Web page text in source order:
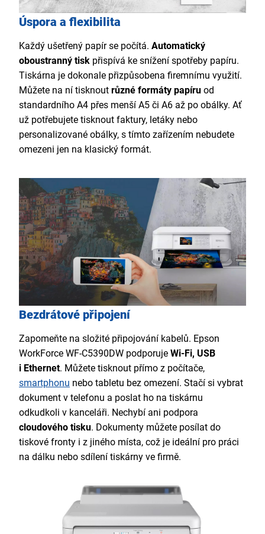
Úspora a flexibilita
Každý ušetřený papír se počítá. Automatický
oboustranný tisk přispívá ke snížení spotřeby papíru.
Tiskárna je dokonale přizpůsobena firemnímu využití.
Můžete na ní tisknout různé formáty papíru od
standardního A4 přes menší A5 či A6 až po obálky. Ať
už potřebujete tisknout faktury, letáky nebo
personalizované obálky, s tímto zařízením nebudete
omezeni jen na klasický formát.
Bezdrátové připojení
Zapomeňte na složité připojování kabelů. Epson
WorkForce WF-C5390DW podporuje Wi-Fi, USB
i Ethernet. Můžete tisknout přímo z počítače,
smartphonu nebo tabletu bez omezení. Stačí si vybrat
dokument v telefonu a poslat ho na tiskárnu
odkudkoli v kanceláři. Nechybí ani podpora
cloudového tisku. Dokumenty můžete posílat do
tiskové fronty i z jiného místa, což je ideální pro práci
na dálku nebo sdílení tiskárny ve firmě.